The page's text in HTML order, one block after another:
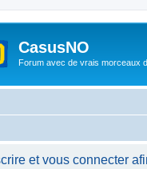
CasusNO
Forum avec de vrais morceaux
et vous connecter